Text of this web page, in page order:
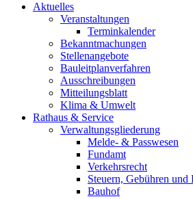
Aktuelles
Veranstaltungen
Terminkalender
Bekanntmachungen
Stellenangebote
Bauleitplanverfahren
Ausschreibungen
Mitteilungsblatt
Klima & Umwelt
Rathaus & Service
Verwaltungsgliederung
Melde- & Passwesen
Fundamt
Verkehrsrecht
Steuern, Gebühren und
Bauhof